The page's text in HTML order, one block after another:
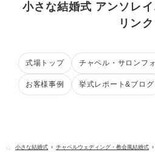
小さな結婚式 アンソレ
リンク
式場トップ チャペル・サロンフ
お客様事例 挙式レポート&ブログ
小さな結婚式 チャペルウェディング・教会風結婚式